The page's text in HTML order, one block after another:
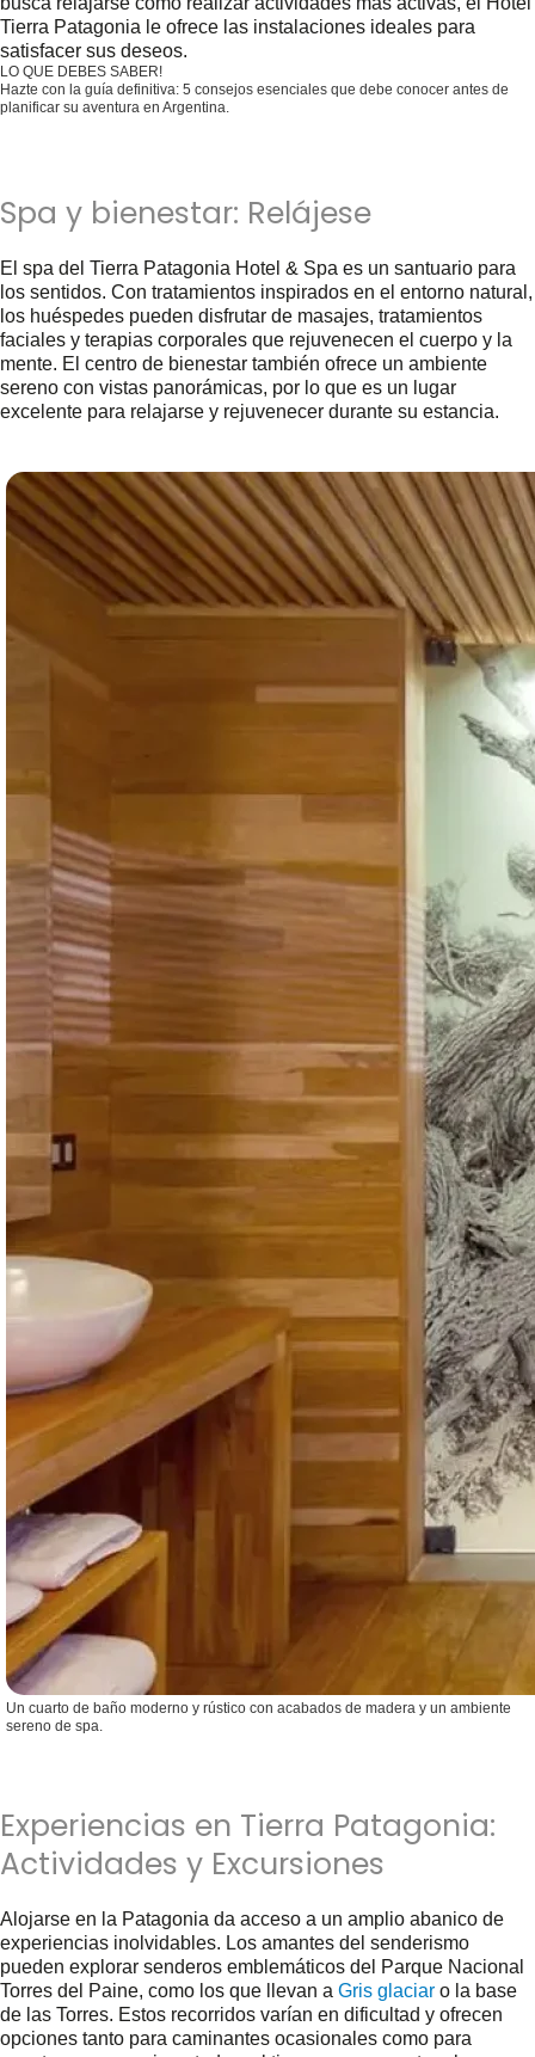
Tierra Patagonia le ofrece las instalaciones ideales para
satisfacer sus deseos.
LO QUE DEBES SABER!
Hazte con la guía definitiva: 5 consejos esenciales que debe conocer antes de
planificar su aventura en Argentina.
Spa y bienestar: Relájese
El spa del Tierra Patagonia Hotel & Spa es un santuario para
los sentidos. Con tratamientos inspirados en el entorno natural,
los huéspedes pueden disfrutar de masajes, tratamientos
faciales y terapias corporales que rejuvenecen el cuerpo y la
mente. El centro de bienestar también ofrece un ambiente
sereno con vistas panorámicas, por lo que es un lugar
excelente para relajarse y rejuvenecer durante su estancia.
Un cuarto de baño moderno y rústico con acabados de madera y un ambiente
sereno de spa.
Experiencias en Tierra Patagonia:
Actividades y Excursiones
Alojarse en la Patagonia da acceso a un amplio abanico de
experiencias inolvidables. Los amantes del senderismo
pueden explorar senderos emblemáticos del Parque Nacional
Torres del Paine, como los que llevan a Gris glaciar o la base
de las Torres. Estos recorridos varían en dificultad y ofrecen
opciones tanto para caminantes ocasionales como para